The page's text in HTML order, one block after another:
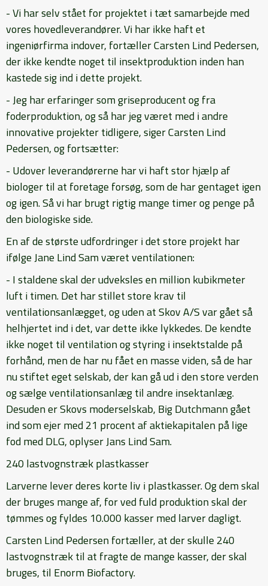
- Vi har selv stået for projektet i tæt samarbejde med
vores hovedleverandører. Vi har ikke haft et
ingeniørfirma indover, fortæller Carsten Lind Pedersen,
der ikke kendte noget til insektproduktion inden han
kastede sig ind i dette projekt.
- Jeg har erfaringer som griseproducent og fra
foderproduktion, og så har jeg været med i andre
innovative projekter tidligere, siger Carsten Lind
Pedersen, og fortsætter:
- Udover leverandørerne har vi haft stor hjælp af
biologer til at foretage forsøg, som de har gentaget igen
og igen. Så vi har brugt rigtig mange timer og penge på
den biologiske side.
En af de største udfordringer i det store projekt har
ifølge Jane Lind Sam været ventilationen:
- I staldene skal der udveksles en million kubikmeter
luft i timen. Det har stillet store krav til
ventilationsanlægget, og uden at Skov A/S var gået så
helhjertet ind i det, var dette ikke lykkedes. De kendte
ikke noget til ventilation og styring i insektstalde på
forhånd, men de har nu fået en masse viden, så de har
nu stiftet eget selskab, der kan gå ud i den store verden
og sælge ventilationsanlæg til andre insektanlæg.
Desuden er Skovs moderselskab, Big Dutchmann gået
ind som ejer med 21 procent af aktiekapitalen på lige
fod med DLG, oplyser Jans Lind Sam.
240 lastvognstræk plastkasser
Larverne lever deres korte liv i plastkasser. Og dem skal
der bruges mange af, for ved fuld produktion skal der
tømmes og fyldes 10.000 kasser med larver dagligt.
Carsten Lind Pedersen fortæller, at der skulle 240
lastvognstræk til at fragte de mange kasser, der skal
bruges, til Enorm Biofactory.